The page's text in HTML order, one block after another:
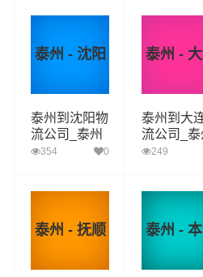
泰州 - 沈阳
泰州到沈阳物
流公司_泰州
到沈阳货运_
354 0
泰州 -
泰州到大
流公司_泰
到大连货
249
泰州 - 抚顺 泰州 -